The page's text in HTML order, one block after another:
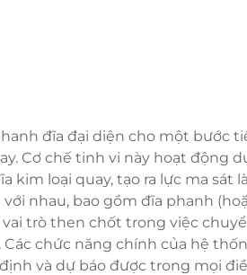
đĩa đại diện cho một bước
Cơ chế tinh vi này hoạt động
kim loại quay, tạo ra lực ma
nhau, bao gồm đĩa phanh
trò then chốt trong việc
Các chức năng chính của hệ
và dự báo được trong mọi